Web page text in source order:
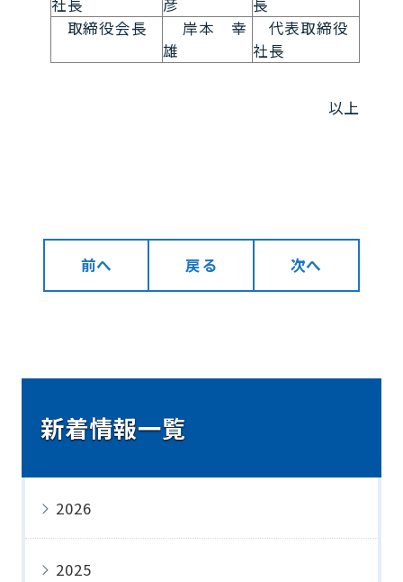
社長
彦
長
取締役会長
岸本 幸
雄
代表取締役
社長
以上
前へ 戻る 次へ
新着情報一覧
2026
2025